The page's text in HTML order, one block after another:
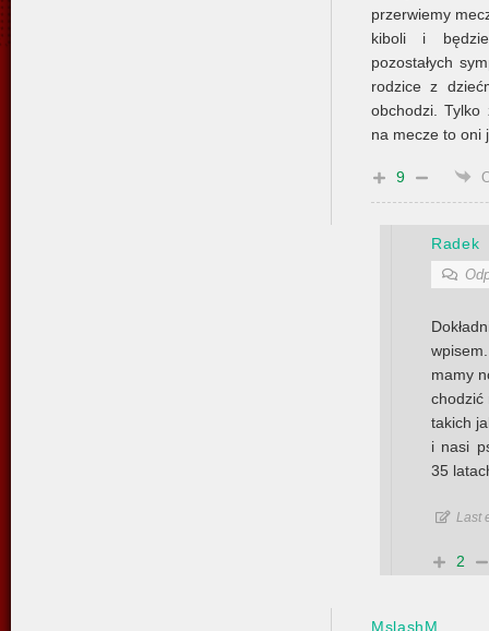
przerwiemy
kiboli i
pozostałych
rodzice z
obchodzi. Tylko
na mecze to oni
9
Radek
mamy
chodzić
takich
i nasi
35
Last
2
MslashM